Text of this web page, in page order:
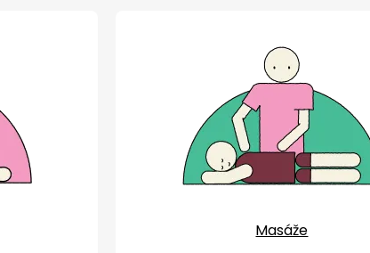
Masáže